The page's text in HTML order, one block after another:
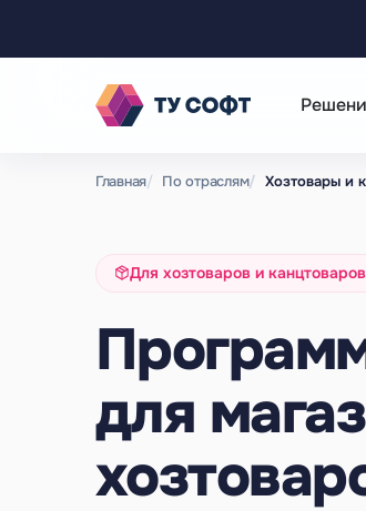
Главная По отраслям Хозтовары и
Для хозтоваров и канцтоваров
для